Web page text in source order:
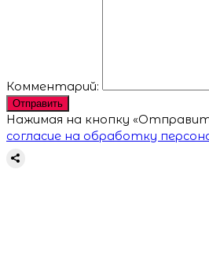
Комментарий:
Отправить
Нажимая на кнопку
согласие на обработку